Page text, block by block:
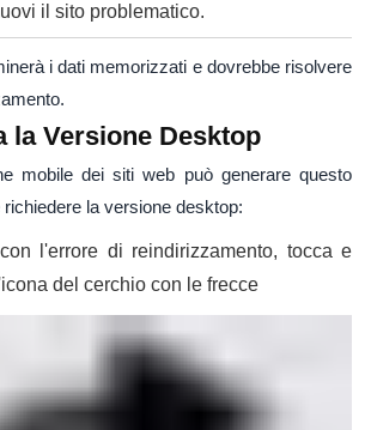
il sito problematico.
i dati memorizzati e dovrebbe risolvere
la Versione Desktop
mobile dei siti web può generare questo
la versione desktop:
l'errore di reindirizzamento, tocca e
del cerchio con le frecce